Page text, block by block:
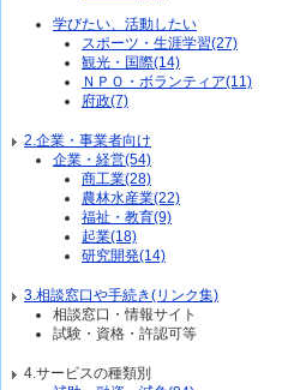
学びたい、活動したい
スポーツ・生涯学習(27)
観光・国際(14)
ＮＰＯ・ボランティア(11)
府政(7)
2.企業・事業者向け
企業・経営(54)
商工業(28)
農林水産業(22)
福祉・教育(9)
起業(18)
研究開発(14)
3.相談窓口や手続き(リンク集)
相談窓口・情報サイト
試験・資格・許認可等
4.サービスの種類別